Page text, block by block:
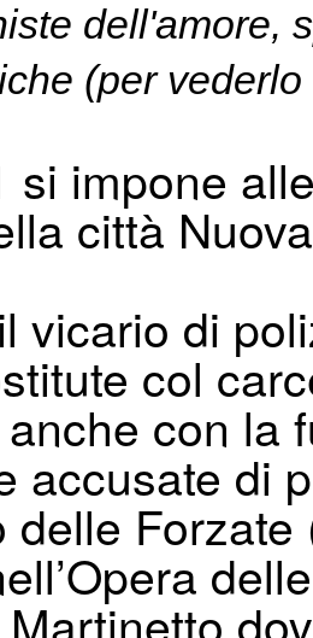
dell'amore,
(per
si impone
città
vicario di
col
con la
accusate di
delle